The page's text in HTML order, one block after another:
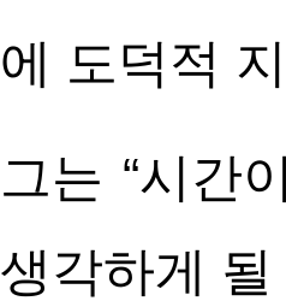
에 도덕적
그는 “시간
생각하게